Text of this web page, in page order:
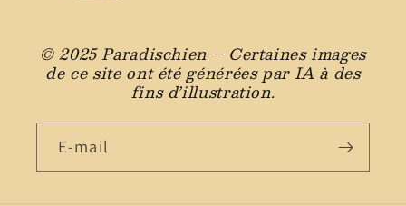
© 2025 Paradischien – Certaines images
de ce site ont été générées par IA à des
fins d’illustration.
E-mail